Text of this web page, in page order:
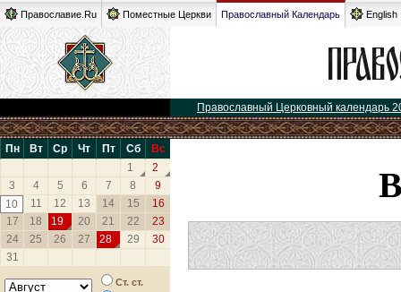
Православие.Ru Поместные Церкви Православный Календарь English
Православный Церковный календарь
Пн Вт Ср Чт Пт Сб
Вс
1
2
3
4 5 6 7 8
9
10
11 12 13 14 15
16
17
18 19 20 21 22
23
24
25 26 27 28 29
30
31
Ст. ст.